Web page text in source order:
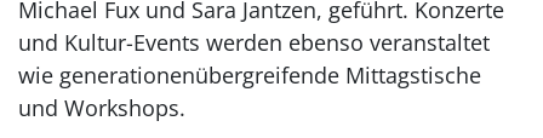
Michael Fux und Sara Jantzen, geführt. Konzerte
und Kultur-Events werden ebenso veranstaltet
wie generationenübergreifende Mittagstische
und Workshops.